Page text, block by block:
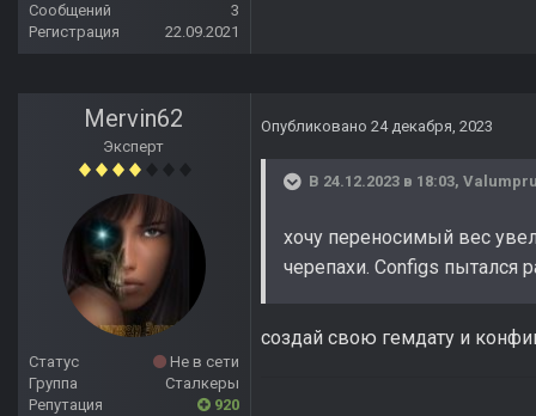
Сообщений
3
Регистрация
22.09.2021
Mervin62
Эксперт
Статус
Не в сети
Группа
Сталкеры
Репутация
920
Опубликовано 24 декабря, 2023
В 24.12.2023 в 18:03,
хочу переносимый вес
черепахи. Configs пытался
создай свою гемдату и